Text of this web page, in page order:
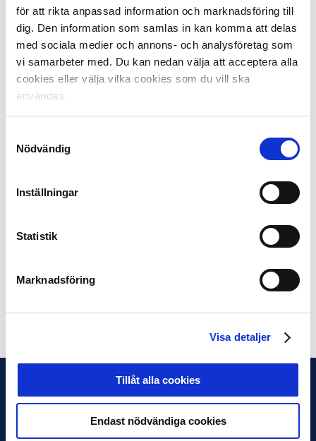
för att rikta anpassad information och marknadsföring till
dig. Den information som samlas in kan komma att delas
med sociala medier och annons- och analysföretag som
vi samarbeter med. Du kan nedan välja att acceptera alla
cookies eller välja vilka cookies som du vill ska
användas.
Nödvändig
Inställningar
Statistik
Marknadsföring
Visa detaljer
Tillåt alla cookies
Endast nödvändiga cookies
Månadens Spelare i Allsvenskan utses av Svensk
Elitfotboll i samarbete med Unibet. Priset går till den
spelare som gjort bäst bestående sportsliga avtryck
under den senaste månaden. Varje vinnare får 10 000
kronor vardera från elitfotbollens huvudsponsor Unibet
att skänka till ett samhällsengagemang i klubben.
juryn sitter 16 lagkaptener och huvudtränare, samt
samhällen där Allsvenskan spelas. Juryn röstar varje
månad fram fem finalister till utmärkelsen. Därefter får
finalisterna som de anser ska vinna. En totalsumma
röster står för en tredjedel, och en vinnare utses.
Dela på Facebook Dela på Twitter